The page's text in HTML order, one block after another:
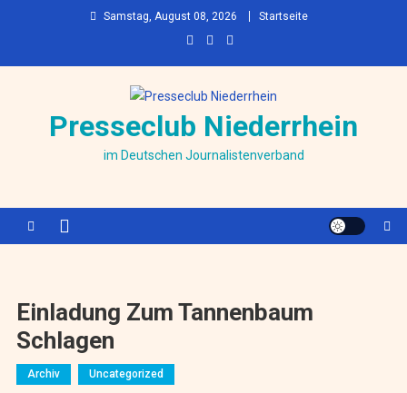
Samstag, August 08, 2026 Startseite
Presseclub Niederrhein
im Deutschen Journalistenverband
Einladung Zum Tannenbaum
Schlagen
Archiv Uncategorized